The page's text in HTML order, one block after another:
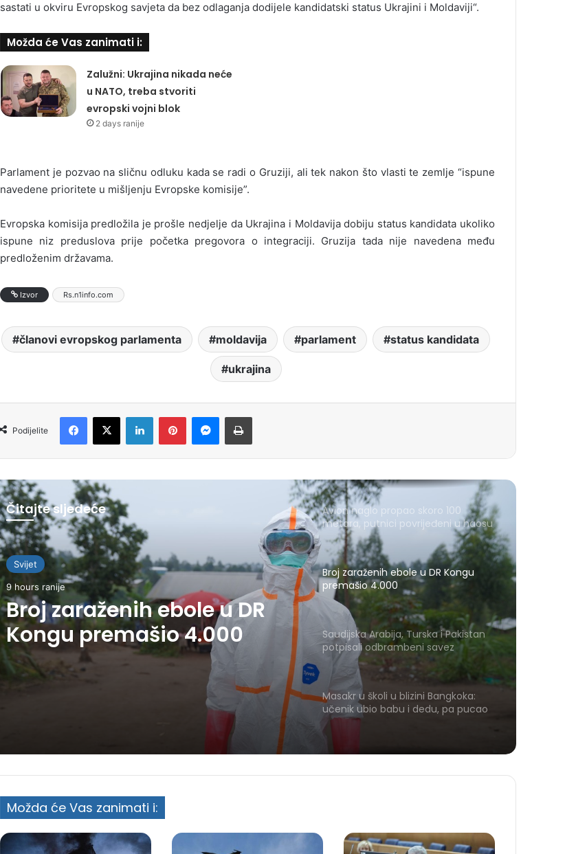
sastati u okviru Evropskog savjeta da bez odlaganja dodijele kandidatski status Ukrajini i Moldaviji“.
Možda će Vas zanimati i:
Zalužni: Ukrajina nikada neće
u NATO, treba stvoriti
evropski vojni blok
2 days ranije
Parlament je pozvao na sličnu odluku kada se radi o Gruziji, ali tek nakon što vlasti te zemlje “ispune
navedene prioritete u mišljenju Evropske komisije”.
Evropska komisija predložila je prošle nedjelje da Ukrajina i Moldavija dobiju status kandidata ukoliko
ispune niz preduslova prije početka pregovora o integraciji. Gruzija tada nije navedena među
predloženim državama.
Izvor Rs.n1info.com
članovi evropskog parlamenta moldavija parlament status kandidata
ukrajina
Podijelite
Čitajte sljedeće
Svijet
9 hours ranije
Broj zaraženih ebole u DR
Kongu premašio 4.000
Avion naglo propao skoro 100
metara, putnici povrijeđeni u haosu
Broj zaraženih ebole u DR Kongu
premašio 4.000
Saudijska Arabija, Turska i Pakistan
potpisali odbrambeni savez
Masakr u školi u blizini Bangkoka:
učenik ubio babu i dedu, pa pucao
na nastavnike i đake
Možda će Vas zanimati i: